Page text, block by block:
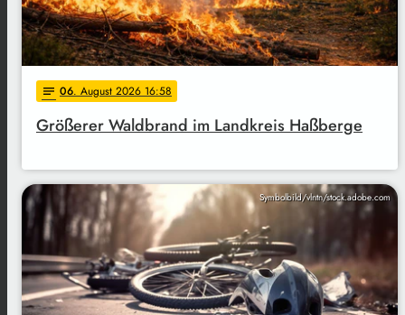
notes 06. August 2026 16:58
Größerer Waldbrand im Landkreis Haßberge
Symbolbild/vlntn/stock.adobe.com